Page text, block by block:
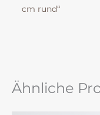
cm rund“
Ähnliche